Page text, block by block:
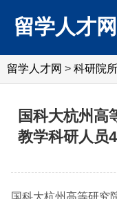
留学人才网
留学人才网 > 科研院
国科大杭州高
教学科研人员
国科大杭州高等研究